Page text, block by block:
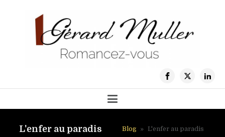
L'enfer au paradis Blog » L'enfer au paradis